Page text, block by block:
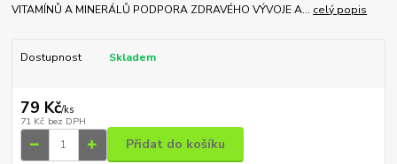
VITAMÍNŮ A MINERÁLŮ PODPORA ZDRAVÉHO VÝVOJE A... celý popis
Dostupnost Skladem
79 Kč/ks
71 Kč bez DPH
Přidat do košíku